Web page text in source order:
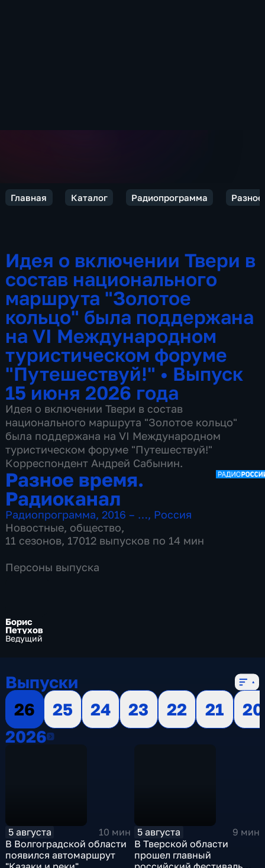
Главная Каталог Радиопрограмма
Идея о включении Твери в
состав национального
маршрута "Золотое
кольцо" была поддержана
на VI Международном
туристическом форуме
"Путешествуй!"• Выпуск
15 июня 2026 года
Идея о включении Твери в состав
национального маршрута "Золотое кольцо"
была поддержана на VI Международном
туристическом форуме "Путешествуй!"
Корреспондент Андрей Сабынин.
Разное время.
Радиоканал
Радиопрограмма,2016 – …, Россия
Новостные, общество,
11 сезонов, 17012 выпусков по 14 мин
Персоны выпуска
Борис
Петухов
Ведущий
Выпуски
26
25 24 23 22 21
20
20262026
5 августа
10 мин
В Волгоградской области
появился автомаршрут
5 августа
9 мин
В Тверской области
прошел главный